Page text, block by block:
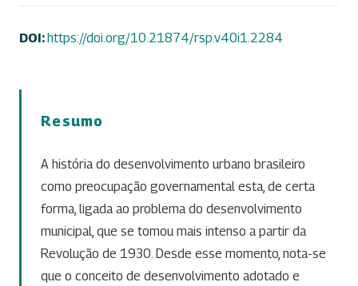
DOI:https://doi.org/10.21874/rsp.v40i1.2284
Resumo
A história do desenvolvimento urbano brasileiro
como preocupação governamental esta, de certa
forma, ligada ao problema do desenvolvimento
municipal, que se tomou mais intenso a partir da
Revolução de 1930. Desde esse momento, nota-se
que o conceito de desenvolvimento adotado e